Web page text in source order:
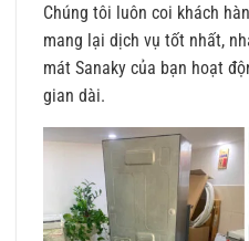
Chúng tôi luôn coi khách
mang lại dịch vụ tốt nhất,
mát Sanaky của bạn hoạt
gian dài.